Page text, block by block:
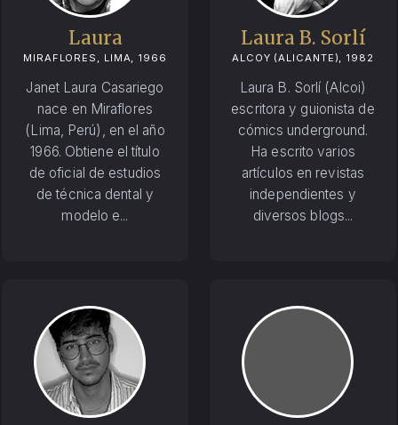
Laura
MIRAFLORES, LIMA, 1966
Janet Laura Casariego
nace en Miraflores
(Lima, Perú), en el año
1966. Obtiene el título
de oficial de estudios
de técnica dental y
modelo e...
Laura B. Sorlí
ALCOY (ALICANTE), 1982
Laura B. Sorlí (Alcoi)
escritora y guionista de
cómics underground.
Ha escrito varios
artículos en revistas
independientes y
diversos blogs...